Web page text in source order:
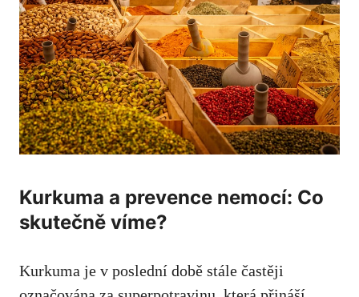
Kurkuma a prevence nemocí: Co
skutečně víme?
Kurkuma je ‌v poslední době stále častěji